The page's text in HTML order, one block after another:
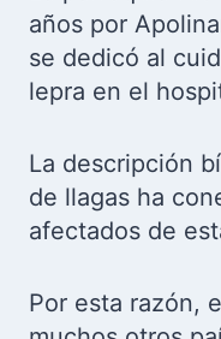
años por
se dedicó al
lepra en el
La descripción
de llagas ha
afectados de
Por esta razón,